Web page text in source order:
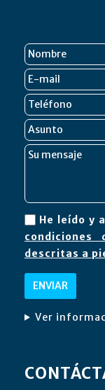
He leído y
descritas a
Ver